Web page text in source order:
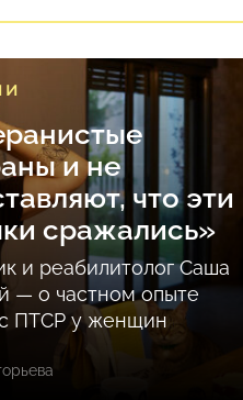
и не
что эти
сражались»
и реабилитолог Саша
— о частном опыте
ПТСР у женщин